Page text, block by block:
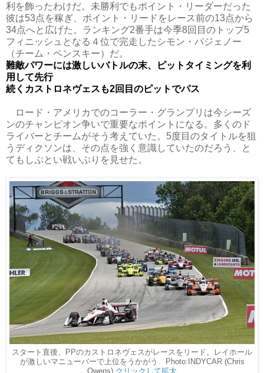
利を飾ったわけだ。未勝利でもポイント・リーダーだった
彼は53点を稼ぎ、ポイント・リードをレース前の13点から
34点へと広げた。ランキング2番手は今季8回目のトップ5
フィニッシュとなる４位で完走したシモン・パジェノー
（チーム・ペンスキー）だ。
難敵パワーには激しいバトルの末、ピットタイミングを利
用して先行
続くカストロネヴェスも2回目のピットでパス
ロード・アメリカでのコーラー・グランプリは今シーズ
ンのチャンピオン争いで重要なポイントになる。多くのド
ライバーとチームがそう考えていた。5度目のタイトルを狙
うディクソンは、その点を強く意識していたのだろう、と
てもしぶとい戦いぶりを見せた。
スタート直後、PPのカストロネヴェスがレースをリード。レイホール
が激しいマニューバーで上位をうかがう Photo:INDYCAR (Chris
Owens) クリックして拡大